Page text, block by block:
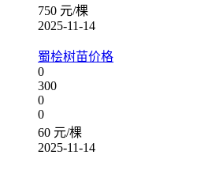
750 元/棵
2025-11-14
蜀桧树苗价格
0
300
0
0
60 元/棵
2025-11-14